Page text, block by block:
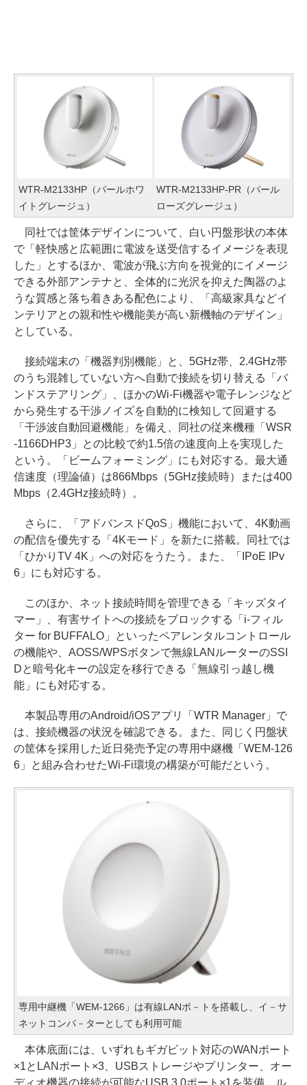
WTR-M2133HP（パールホワ
イトグレージュ）
WTR-M2133HP-PR（パール
ローズグレージュ）
同社では筐体デザインについて、白い円盤形状の本体
で「軽快感と広範囲に電波を送受信するイメージを表現
した」とするほか、電波が飛ぶ方向を視覚的にイメージ
できる外部アンテナと、全体的に光沢を抑えた陶器のよ
うな質感と落ち着きある配色により、「高級家具などイ
ンテリアとの親和性や機能美が高い新機軸のデザイン」
としている。
接続端末の「機器判別機能」と、5GHz帯、2.4GHz帯
のうち混雑していない方へ自動で接続を切り替える「バ
ンドステアリング」、ほかのWi-Fi機器や電子レンジなど
から発生する干渉ノイズを自動的に検知して回避する
「干渉波自動回避機能」を備え、同社の従来機種「WSR
-1166DHP3」との比較で約1.5倍の速度向上を実現した
という。「ビームフォーミング」にも対応する。最大通
信速度（理論値）は866Mbps（5GHz接続時）または400
Mbps（2.4GHz接続時）。
さらに、「アドバンスドQoS」機能において、4K動画
の配信を優先する「4Kモード」を新たに搭載。同社では
「ひかりTV 4K」への対応をうたう。また、「IPoE IPv
6」にも対応する。
このほか、ネット接続時間を管理できる「キッズタイ
マー」、有害サイトへの接続をブロックする「i-フィル
ター for BUFFALO」といったペアレンタルコントロール
の機能や、AOSS/WPSボタンで無線LANルーターのSSI
Dと暗号化キーの設定を移行できる「無線引っ越し機
能」にも対応する。
本製品専用のAndroid/iOSアプリ「WTR Manager」で
は、接続機器の状況を確認できる。また、同じく円盤状
の筐体を採用した近日発売予定の専用中継機「WEM-126
6」と組み合わせたWi-Fi環境の構築が可能だという。
専用中継機「WEM-1266」は有線LANポ－トを搭載し、イ－サ
ネットコンバ－ターとしても利用可能
本体底面には、いずれもギガビット対応のWANポート
×1とLANポート×3、USBストレージやプリンター、オー
ディオ機器の接続が可能なUSB 3.0ポート×1を装備。ル